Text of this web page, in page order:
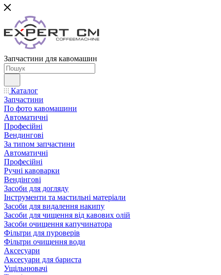
Запчастини для кавомашин
Каталог
Запчастини
По фото кавомашини
Автоматичні
Професійні
Вендингові
За типом запчастини
Автоматичні
Професійні
Ручні кавоварки
Вендінгові
Засоби для догляду
Інструменти та мастильні матеріали
Засоби для видалення накипу
Засоби для чищення від кавових олій
Засоби очищення капучинатора
Фільтри для пуроверів
Фільтри очищення води
Аксесуари
Аксесуари для бариста
Ущільнювачі